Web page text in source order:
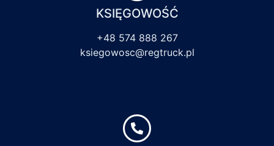
KSIĘGOWOŚĆ
+48 574 888 267
ksiegowosc@regtruck.pl